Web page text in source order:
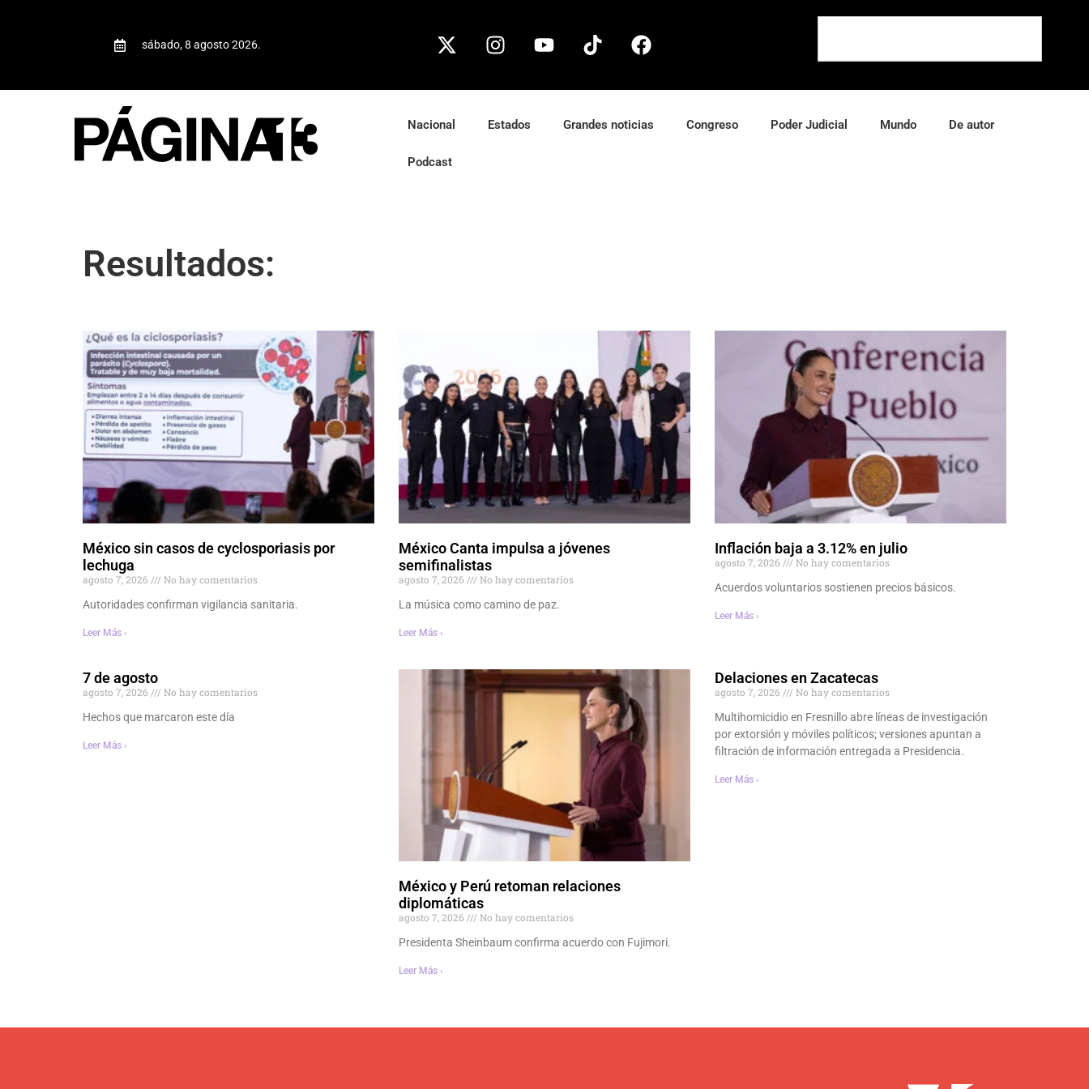
sábado, 8 agosto 2026.
Nacional Estados Grandes noticias Congreso Poder Judicial Mundo De autor
Podcast
Resultados:
México sin casos de cyclosporiasis por
lechuga
agosto 7, 2026
No hay comentarios
Autoridades confirman vigilancia sanitaria.
Leer Más ›
México Canta impulsa a jóvenes
semifinalistas
agosto 7, 2026
No hay comentarios
La música como camino de paz.
Leer Más ›
Inflación baja a 3.12% en julio
agosto 7, 2026
No hay comentarios
Acuerdos voluntarios sostienen precios básicos.
Leer Más ›
7 de agosto
agosto 7, 2026
No hay comentarios
Hechos que marcaron este día
Leer Más ›
México y Perú retoman relaciones
diplomáticas
agosto 7, 2026
No hay comentarios
Presidenta Sheinbaum confirma acuerdo con Fujimori.
Leer Más ›
Delaciones en Zacatecas
agosto 7, 2026
No hay comentarios
Multihomicidio en Fresnillo abre líneas de investigación
por extorsión y móviles políticos; versiones apuntan a
filtración de información entregada a Presidencia.
Leer Más ›